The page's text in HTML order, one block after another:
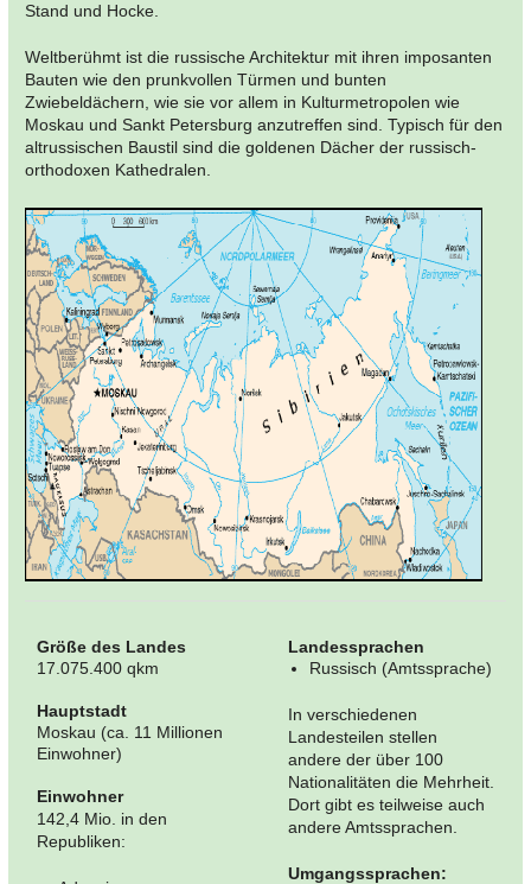
Stand und Hocke.
Weltberühmt ist die russische Architektur mit ihren imposanten
Bauten wie den prunkvollen Türmen und bunten
Zwiebeldächern, wie sie vor allem in Kulturmetropolen wie
Moskau und Sankt Petersburg anzutreffen sind. Typisch für den
altrussischen Baustil sind die goldenen Dächer der russisch-
orthodoxen Kathedralen.
Größe des Landes
17.075.400 qkm
Landessprachen
Russisch (Amtssprache)
In verschiedenen
Landesteilen stellen
andere der über 100
Nationalitäten die Mehrheit.
Dort gibt es teilweise auch
andere Amtssprachen.
Umgangssprachen:
Hauptstadt
Moskau (ca. 11 Millionen
Einwohner)
Einwohner
142,4 Mio. in den
Republiken: